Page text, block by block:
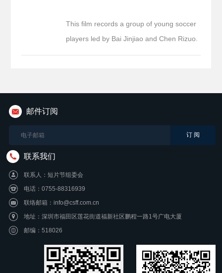
This film records a group of young soccer
players led by Bai Jinjiao and Chen Rizuo.
邮件订阅
联系我们
联系人：短片节组委会
电话：0755-88316939
联络邮箱：info@csff.com.cn
地址：深圳市福田区莲花街道福新社区鹏程一路1号广电大厦
邮编：518026